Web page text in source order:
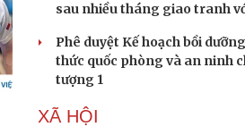
sau nhiều tháng giao tranh
Phê duyệt Kế hoạch bồi
thức quốc phòng và an ninh
tượng 1
XÃ HỘI